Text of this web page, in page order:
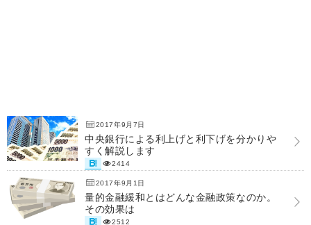
2017年9月7日
中央銀行による利上げと利下げを分かりや
すく解説します
2414
2017年9月1日
量的金融緩和とはどんな金融政策なのか。
その効果は
2512